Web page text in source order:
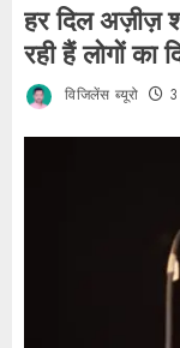
हर दिल अज़ीज़
रही हैं लोगों का
विजिलेंस ब्यूरो